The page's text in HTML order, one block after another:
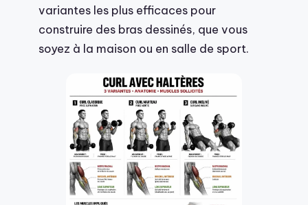
variantes les plus efficaces pour
construire des bras dessinés, que vous
soyez à la maison ou en salle de sport.